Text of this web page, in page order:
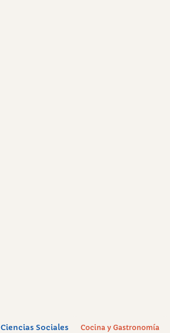
Ciencias Sociales Cocina y Gastronomía